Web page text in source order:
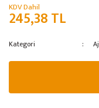
KDV Dahil
245,38 TL
Kategori